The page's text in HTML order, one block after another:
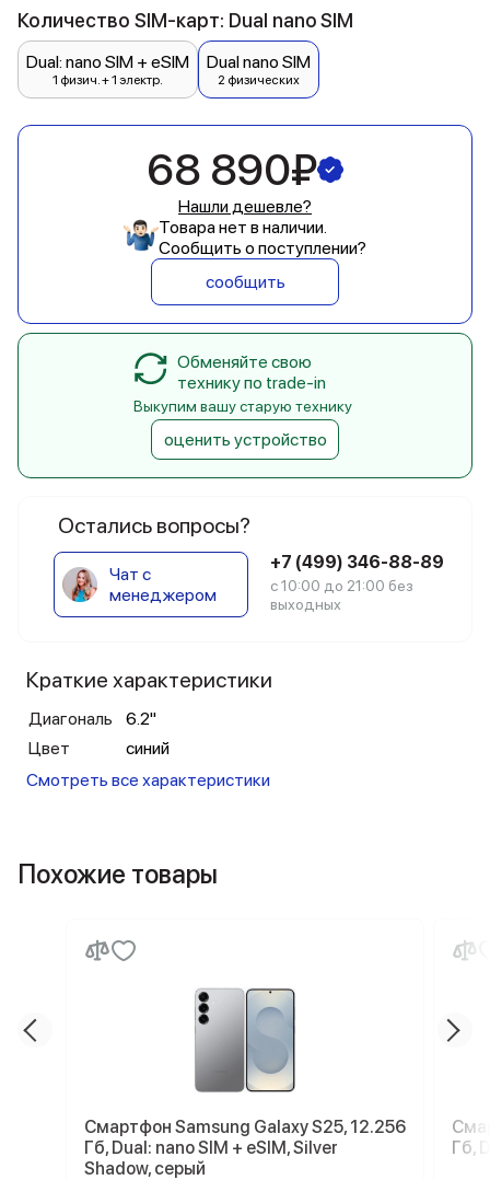
Остались вопросы?
Чат с
менеджером
+7 (499) 346-88-89
с 10:00 до 21:00 без
выходных
Краткие характеристики
Диагональ
6.2"
Цвет
синий
Смотреть все характеристики
Количество SIM-карт: Dual nano SIM
Dual: nano SIM + eSIM
1 физич. + 1 электр.
Dual nano SIM
2 физических
68 890₽
Нашли дешевле?
Товара нет в наличии.
Сообщить о поступлении?
сообщить
Обменяйте свою
технику по trade-in
Выкупим вашу старую технику
оценить устройство
Похожие товары
Смартфон Samsung Galaxy S25, 12.256
Гб, Dual: nano SIM + eSIM, Silver
Shadow, серый
Гб,